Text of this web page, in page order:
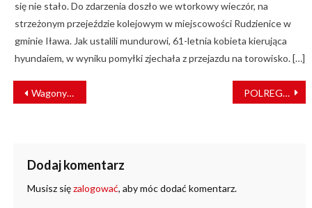
się nie stało. Do zdarzenia doszło we wtorkowy wieczór, na
strzeżonym przejeździe kolejowym w miejscowości Rudzienice w
gminie Iława. Jak ustalili mundurowi, 61-letnia kobieta kierująca
hyundaiem, w wyniku pomyłki zjechała z przejazdu na torowisko. […]
NAWIGACJA
WPISU
Wagony przyszłości – jak widzą kolej przyszli architekci z Politechniki Poznańskiej? POLREGIO wygrało przetarg Pomorza Zachodniego
Dodaj komentarz
Musisz sięzalogować, aby móc dodać komentarz.